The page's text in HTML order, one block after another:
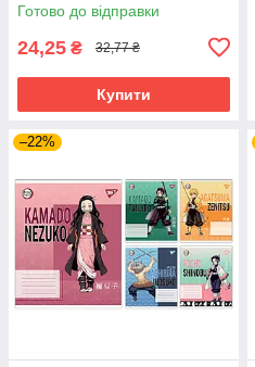
Готово до відправки
24,25 ₴ 32,77 ₴
Купити
–22%